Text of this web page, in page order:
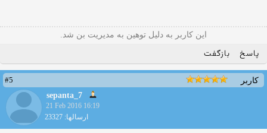
این کاربر به دلیل توهین به مدیریت بن شد.
پاسخ بازگفت
کاربر
#5
sepanta_7
21 Feb 2016 16:19
ارسالها: 23327